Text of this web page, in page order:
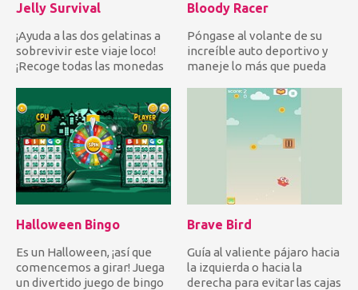
Jelly Survival
¡Ayuda a las dos gelatinas a
sobrevivir este viaje loco!
¡Recoge todas las monedas
Bloody Racer
Póngase al volante de su
increíble auto deportivo y
maneje lo más que pueda
Halloween Bingo
Es un Halloween, ¡así que
comencemos a girar! Juega
un divertido juego de bingo
Brave Bird
Guía al valiente pájaro hacia
la izquierda o hacia la
derecha para evitar las cajas